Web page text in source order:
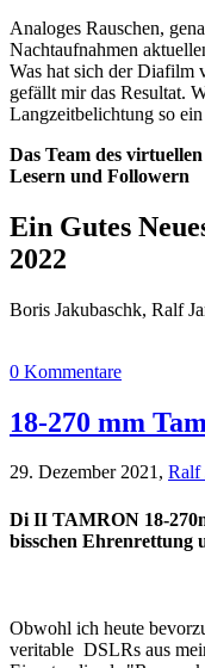
Analoges Rauschen,
Nachtaufnahmen
Was hat sich der Diafilm
gefällt mir das Resultat.
Langzeitbelichtung so
Das Team des
Lesern und Followern
Ein Gutes
2022
Boris Jakubaschk, Ralf
0 Kommentare
18-270 mm
29. Dezember 2021, Ralf
Di II TAMRON 18-
bisschen Ehrenrettung
Obwohl ich heute
veritable DSLRs aus